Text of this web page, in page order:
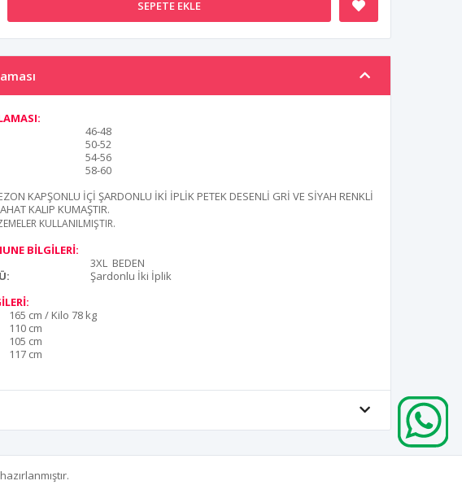
SEPETE EKLE
46-48
50-52
54-56
58-60
KAPŞONLU İÇİ ŞARDONLU İKİ İPLİK PETEK DESENLİ GRİ VE SİYAH RENKLİ
KALIP KUMAŞTIR.
KULLANILMIŞTIR.
BİLGİLERİ:
3XL BEDEN
Şardonlu İki İplik
165 cm / Kilo 78 kg
110 cm
105 cm
117 cm